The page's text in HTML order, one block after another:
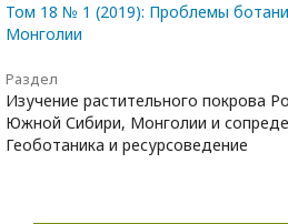
Том 18 № 1 (2019): Проблемы
Монголии
Раздел
Изучение растительного покрова
Южной Сибири, Монголии и
Геоботаника и ресурсоведение